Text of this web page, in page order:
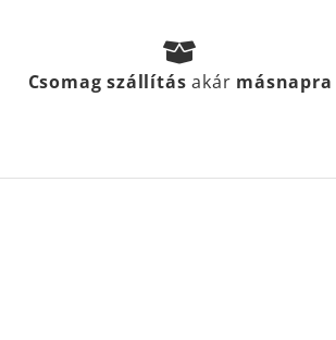
Csomag szállításakár másnapra